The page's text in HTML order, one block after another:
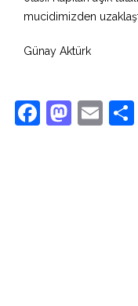
mucidimizden
Günay Aktürk
Facebook